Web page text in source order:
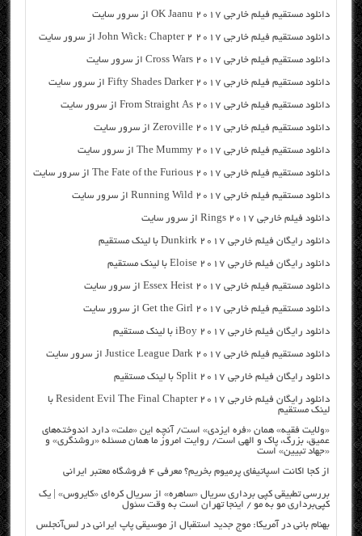
دانلود مستقیم فیلم خارجی OK Jaanu 2017 از سرور سایت
دانلود مستقیم فیلم خارجی John Wick: Chapter 2 2017 از سرور سایت
دانلود مستقیم فیلم خارجی Cross Wars 2017 از سرور سایت
دانلود مستقیم فیلم خارجی Fifty Shades Darker 2017 از سرور سایت
دانلود مستقیم فیلم خارجی From Straight As 2017 از سرور سایت
دانلود مستقیم فیلم خارجی Zeroville 2017 از سرور سایت
دانلود مستقیم فیلم خارجی The Mummy 2017 از سرور سایت
دانلود مستقیم فیلم خارجی The Fate of the Furious 2017 از سرور سایت
دانلود مستقیم فیلم خارجی Running Wild 2017 از سرور سایت
دانلود فیلم خارجی Rings 2017 از سرور سایت
دانلود رایگان فیلم خارجی Dunkirk 2017 با لینک مستقیم
دانلود رایگان فیلم خارجی Eloise 2017 با لینک مستقیم
دانلود مستقیم فیلم خارجی Essex Heist 2017 از سرور سایت
دانلود مستقیم فیلم خارجی Get the Girl 2017 از سرور سایت
دانلود رایگان فیلم خارجی iBoy 2017 با لینک مستقیم
دانلود مستقیم فیلم خارجی Justice League Dark 2017 از سرور سایت
دانلود رایگان فیلم خارجی Split 2017 با لینک مستقیم
دانلود رایگان فیلم خارجی Resident Evil The Final Chapter 2017 با
لینک مستقیم
«ولایت فقیه» همان «فره ایزدی» است/ آنچه این «ملت» دارد اندوخته‌های
عمیق، بزرگ، پاک و الهی است/ روایت امروز ما همان مسئله «روشنگری» و
«جهاد تبیین» است
از کجا اکانت اسپاتیفای پرمیوم بخریم؟ معرفی ۴ فروشگاه معتبر ایرانی
بررسی تطبیقی کپی برداری سریال «ساهره» از سریال کره‌ای «کایروس» | یک
کپی‌برداری مو به مو / اینجا تهران است به وقت سئول
بهنام بانی در آمریکا: موج جدید استقبال از موسیقی پاپ ایرانی در لس‌آنجلس